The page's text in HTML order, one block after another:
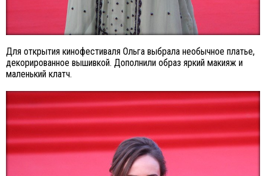
Для открытия кинофестиваля Ольга выбрала необычное платье,
декорированное вышивкой. Дополнили образ яркий макияж и
маленький клатч.